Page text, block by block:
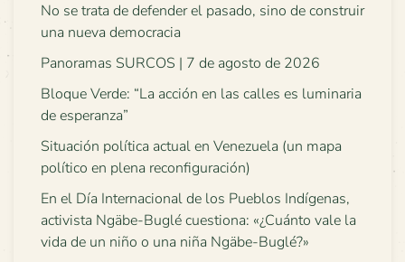
No se trata de defender el pasado, sino de construir
una nueva democracia
Panoramas SURCOS | 7 de agosto de 2026
Bloque Verde: “La acción en las calles es luminaria
de esperanza”
Situación política actual en Venezuela (un mapa
político en plena reconfiguración)
En el Día Internacional de los Pueblos Indígenas,
activista Ngäbe-Buglé cuestiona: «¿Cuánto vale la
vida de un niño o una niña Ngäbe-Buglé?»